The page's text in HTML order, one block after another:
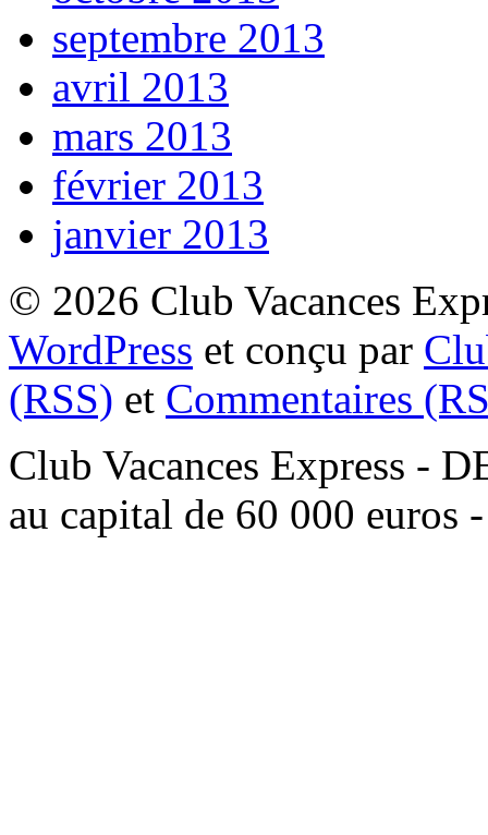
septembre 2013
avril 2013
mars 2013
février 2013
janvier 2013
© 2026 Club Vacances
WordPress et conçu par
(RSS) et Commentaires
Club Vacances Express -
au capital de 60 000 euros